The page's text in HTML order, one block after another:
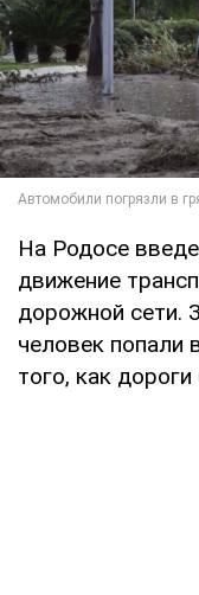
На Родосе
движение
дорожной сети.
человек попали
того, как